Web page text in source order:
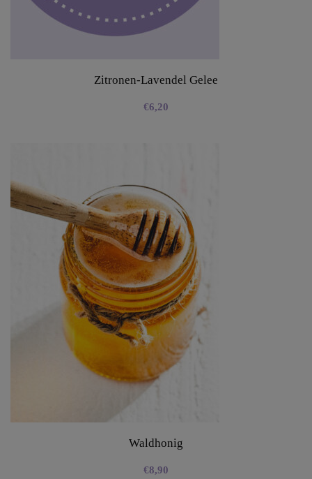
Zitronen-Lavendel Gelee
€6,20
Waldhonig
€8,90